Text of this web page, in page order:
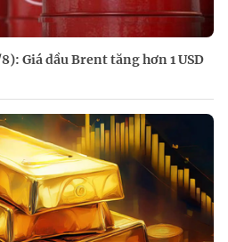
Giá dầu Brent tăng hơn 1 USD